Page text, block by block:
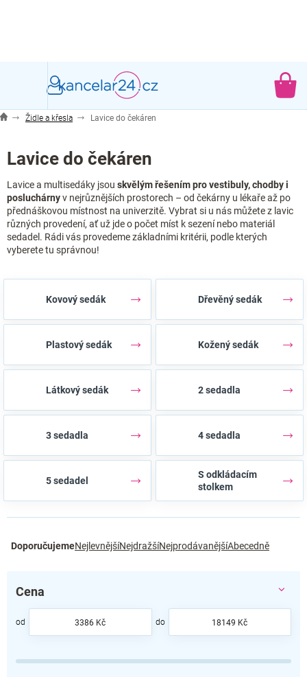
Židle a křesla Lavice do čekáren
Lavice do čekáren
Lavice a multisedáky jsou skvělým řešením pro vestibuly, chodby i
posluchárnyv nejrůznějších prostorech – od čekárny u lékaře až po
přednáškovou místnost na univerzitě. Vybrat si u nás můžete z lavic
různých provedení, ať už jde o počet míst k sezení nebo materiál
sedadel. Rádi vás provedeme základními kritérii, podle kterých
vyberete tu správnou!
Kovový sedák Dřevěný sedák
Plastový sedák Kožený sedák
Látkový sedák 2 sedadla
3 sedadla 4 sedadla
5 sedadel
S odkládacím
stolkem
a
n
p
o
DoporučujemeNejlevnějšíNejdražšíNejprodávanějšíAbecedně
Cena
3386 Kč 18149 Kč